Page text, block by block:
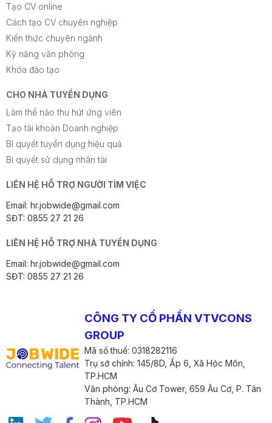
Tạo CV online
Cách tạo CV chuyên nghiệp
Kiến thức chuyên ngành
Kỹ năng văn phòng
Khóa đào tạo
CHO NHÀ TUYỂN DỤNG
Làm thế nào thu hút ứng viên
Tạo tài khoản Doanh nghiệp
Bí quyết tuyển dụng hiệu quả
Bí quyết sử dụng nhân tài
LIÊN HỆ HỖ TRỢ NGƯỜI TÌM VIỆC
Email: hr.jobwide@gmail.com
SĐT: 0855 27 21 26
LIÊN HỆ HỖ TRỢ NHÀ TUYỂN DỤNG
Email: hr.jobwide@gmail.com
SĐT: 0855 27 21 26
CÔNG TY CỔ PHẦN VTVCONS
GROUP
Mã số thuế: 0318282116
Trụ sở chính: 145/8D, Ấp 6, Xã Hóc Môn,
TP.HCM
Văn phòng: Âu Cơ Tower, 659 Âu Cơ, P. Tân
Thành, TP.HCM